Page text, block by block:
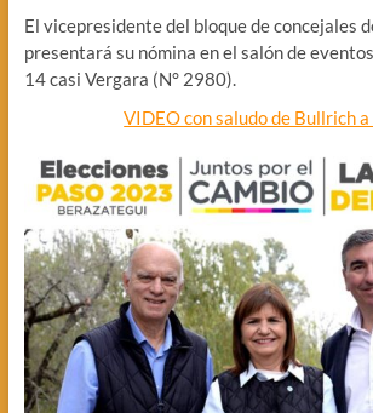
El vicepresidente del bloque de concejales
presentará su nómina en el salón de
14 casi Vergara (N° 2980).
VIDEO con saludo de Bullrich